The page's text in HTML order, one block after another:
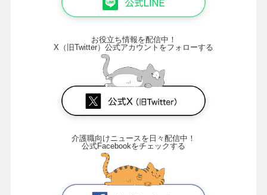
お役立ち情報を配信中！
X（旧Twitter）公式アカウントをフォローする
介護職向けニュースを日々配信中！
公式Facebookをチェックする